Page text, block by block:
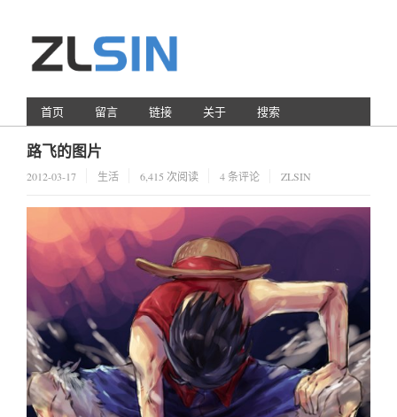
首页 留言 链接 关于 搜索
路飞的图片
2012-03-17 生活 6,415 次阅读 4 条评论 ZLSIN